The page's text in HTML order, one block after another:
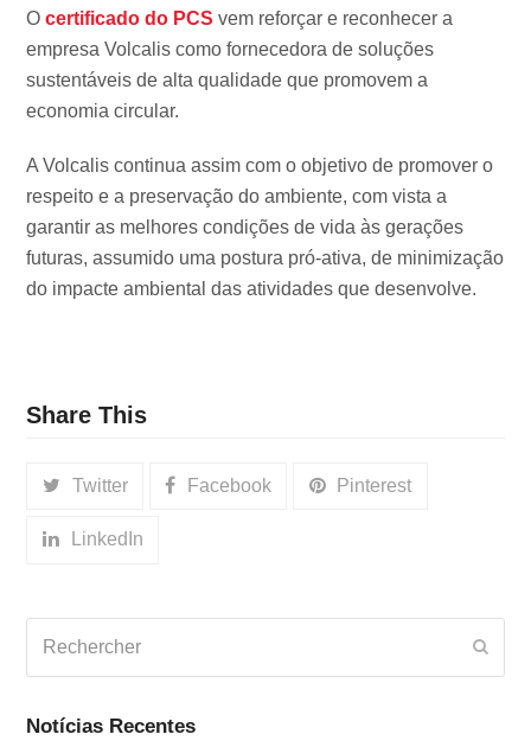
Ocertificado do PCS vem reforçar e reconhecer a
empresa Volcalis como fornecedora de soluções
sustentáveis de alta qualidade que promovem a
economia circular.
A Volcalis continua assim com o objetivo de promover o
respeito e a preservação do ambiente, com vista a
garantir as melhores condições de vida às gerações
futuras, assumido uma postura pró-ativa, de minimização
do impacte ambiental das atividades que desenvolve.
Share This
Twitter Facebook Pinterest
LinkedIn
Notícias Recentes